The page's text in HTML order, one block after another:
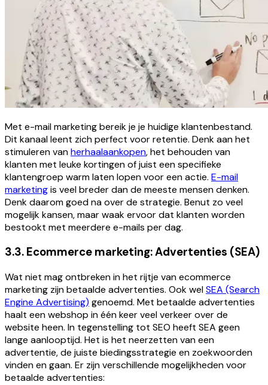
Met e-mail marketing bereik je je huidige klantenbestand.
Dit kanaal leent zich perfect voor retentie. Denk aan het
stimuleren vanherhaalaankopen, het behouden van
klanten met leuke kortingen of juist een specifieke
klantengroep warm laten lopen voor een actie. E-mail
marketingis veel breder dan de meeste mensen denken.
Denk daarom goed na over de strategie. Benut zo veel
mogelijk kansen, maar waak ervoor dat klanten worden
bestookt met meerdere e-mails per dag.
3.3. Ecommerce marketing: Advertenties (SEA)
Wat niet mag ontbreken in het rijtje van ecommerce
marketing zijn betaalde advertenties. Ook welSEA (Search
Engine Advertising) genoemd. Met betaalde advertenties
haalt een webshop in één keer veel verkeer over de
website heen. In tegenstelling tot SEO heeft SEA geen
lange aanlooptijd. Het is het neerzetten van een
advertentie, de juiste biedingsstrategie en zoekwoorden
vinden en gaan. Er zijn verschillende mogelijkheden voor
betaalde advertenties: